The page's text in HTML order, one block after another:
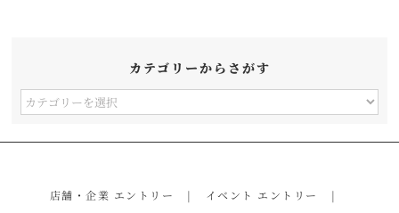
カテゴリーからさがす
カ
店舗・企業 エントリー
イベント エントリー